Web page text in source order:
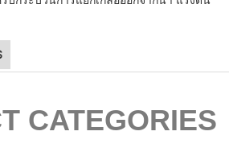
CATEGORIES
กตะกอน